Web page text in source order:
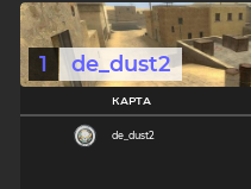
Авторизация
Логин
1 de_dust2
КАРТА
de_dust2